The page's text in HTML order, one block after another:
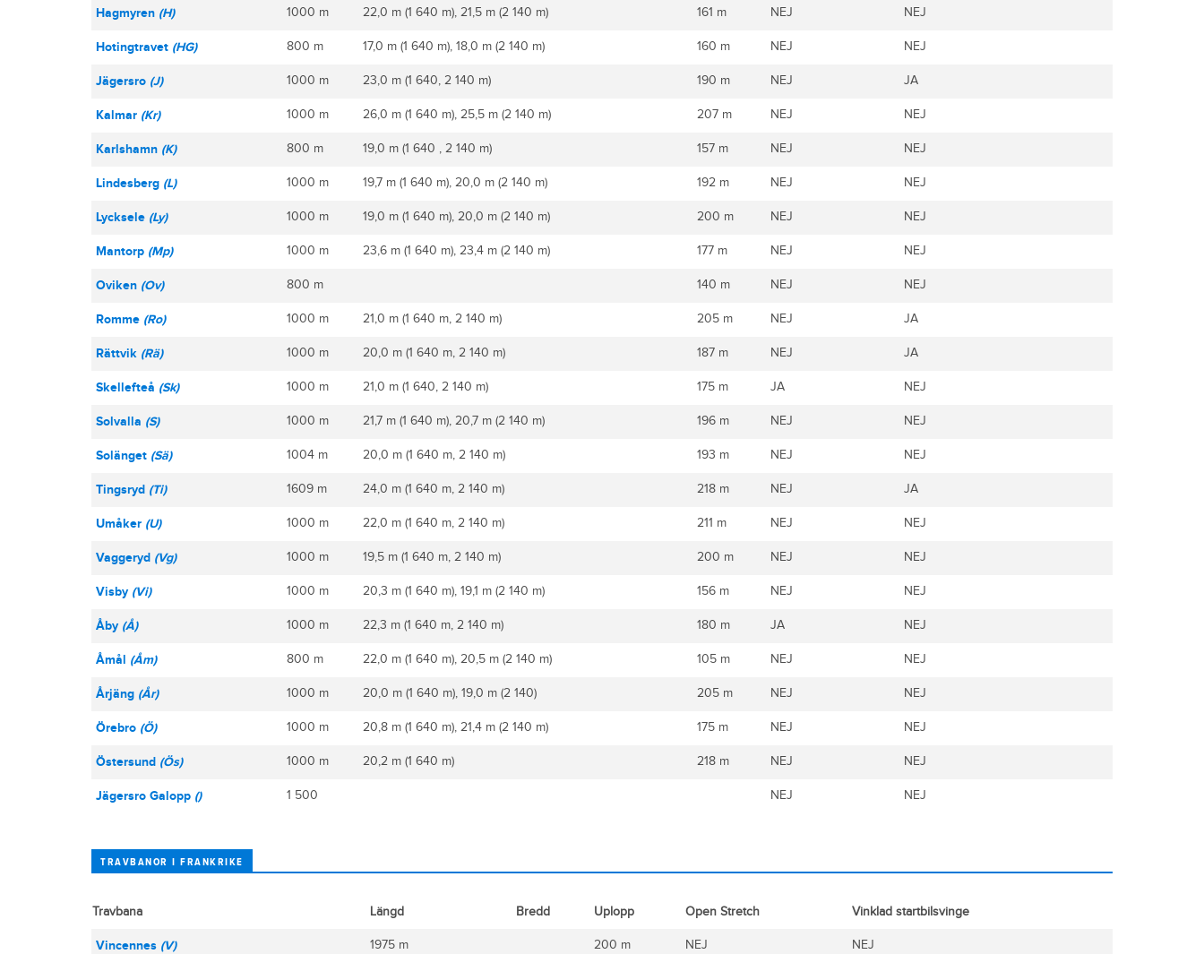
Hagmyren (H) 1000 m 22,0 m (1 640 m), 21,5 m (2 140 m) 161 m NEJ NEJ
Hotingtravet (HG) 800 m 17,0 m (1 640 m), 18,0 m (2 140 m) 160 m NEJ NEJ
Jägersro (J) 1000 m 23,0 m (1 640, 2 140 m) 190 m NEJ JA
Kalmar (Kr) 1000 m 26,0 m (1 640 m), 25,5 m (2 140 m) 207 m NEJ NEJ
Karlshamn (K) 800 m 19,0 m (1 640 , 2 140 m) 157 m NEJ NEJ
Lindesberg (L) 1000 m 19,7 m (1 640 m), 20,0 m (2 140 m) 192 m NEJ NEJ
Lycksele (Ly) 1000 m 19,0 m (1 640 m), 20,0 m (2 140 m) 200 m NEJ NEJ
Mantorp (Mp) 1000 m 23,6 m (1 640 m), 23,4 m (2 140 m) 177 m NEJ NEJ
Oviken (Ov) 800 m 140 m NEJ NEJ
Romme (Ro) 1000 m 21,0 m (1 640 m, 2 140 m) 205 m NEJ JA
Rättvik (Rä) 1000 m 20,0 m (1 640 m, 2 140 m) 187 m NEJ JA
Skellefteå (Sk) 1000 m 21,0 m (1 640, 2 140 m) 175 m JA NEJ
Solvalla (S) 1000 m 21,7 m (1 640 m), 20,7 m (2 140 m) 196 m NEJ NEJ
Solänget (Sä) 1004 m 20,0 m (1 640 m, 2 140 m) 193 m NEJ NEJ
Tingsryd (Ti) 1609 m 24,0 m (1 640 m, 2 140 m) 218 m NEJ JA
Umåker (U) 1000 m 22,0 m (1 640 m, 2 140 m) 211 m NEJ NEJ
Vaggeryd (Vg) 1000 m 19,5 m (1 640 m, 2 140 m) 200 m NEJ NEJ
Visby (Vi) 1000 m 20,3 m (1 640 m), 19,1 m (2 140 m) 156 m NEJ NEJ
Åby (Å) 1000 m 22,3 m (1 640 m, 2 140 m) 180 m JA NEJ
Åmål (Åm) 800 m 22,0 m (1 640 m), 20,5 m (2 140 m) 105 m NEJ NEJ
Årjäng (År) 1000 m 20,0 m (1 640 m), 19,0 m (2 140) 205 m NEJ NEJ
Örebro (Ö) 1000 m 20,8 m (1 640 m), 21,4 m (2 140 m) 175 m NEJ NEJ
Östersund (Ös) 1000 m 20,2 m (1 640 m) 218 m NEJ NEJ
Jägersro Galopp () 1 500 NEJ NEJ
TRAVBANOR I FRANKRIKE
Travbana Längd Bredd Uplopp Open Stretch Vinklad startbilsvinge
Vincennes (V) 1975 m 200 m NEJ NEJ